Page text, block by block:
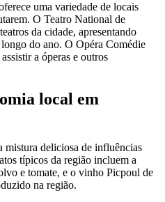
uma variedade de locais
O Teatro National de
da cidade, apresentando
do ano. O Opéra Comédie
a óperas e outros
local em
deliciosa de influências
típicos da região incluem a
e tomate, e o vinho Picpoul de
na região.